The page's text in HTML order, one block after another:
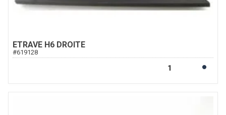
ETRAVE H6 DROITE
#619128